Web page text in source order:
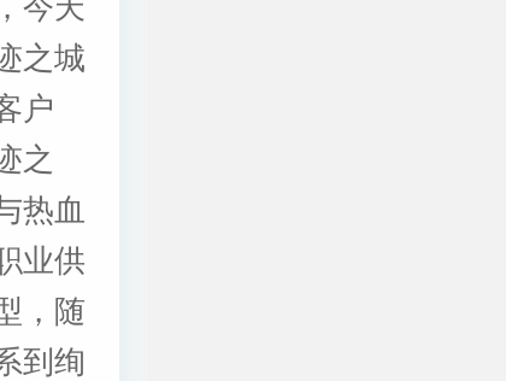
今天
之城
户
之
热血
业供
，随
到绚